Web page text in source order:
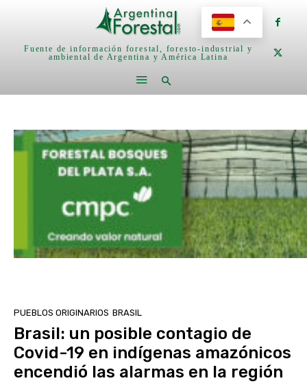
Fuente de información forestal, foresto-industrial y
ambiental de Argentina y América Latina
PUEBLOS ORIGINARIOS BRASIL
Brasil: un posible contagio de
Covid-19 en indígenas amazónicos
encendió las alarmas en la región